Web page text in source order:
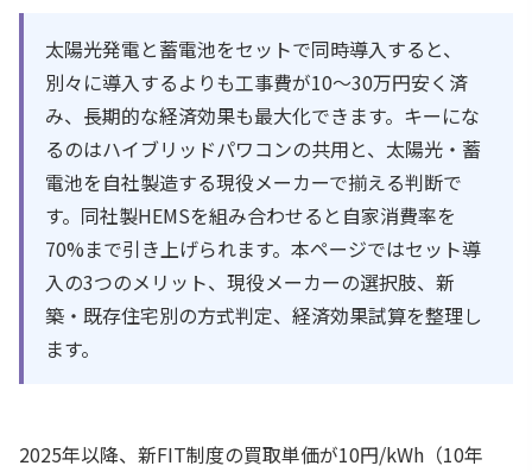
太陽光発電と蓄電池をセットで同時導入すると、
別々に導入するよりも工事費が10〜30万円安く済
み、長期的な経済効果も最大化できます。キーにな
るのはハイブリッドパワコンの共用と、太陽光・蓄
電池を自社製造する現役メーカーで揃える判断で
す。同社製HEMSを組み合わせると自家消費率を
70%まで引き上げられます。本ページではセット導
入の3つのメリット、現役メーカーの選択肢、新
築・既存住宅別の方式判定、経済効果試算を整理し
ます。
2025年以降、新FIT制度の買取単価が10円/kWh（10年